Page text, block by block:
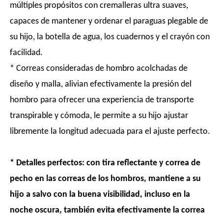
múltiples propósitos con cremalleras ultra suaves,
capaces de mantener y ordenar el paraguas plegable de
su hijo, la botella de agua, los cuadernos y el crayón con
facilidad.
* Correas consideradas de hombro acolchadas de
diseño y malla, alivian efectivamente la presión del
hombro para ofrecer una experiencia de transporte
transpirable y cómoda, le permite a su hijo ajustar
libremente la longitud adecuada para el ajuste perfecto.
* Detalles perfectos: con tira reflectante y correa de
pecho en las correas de los hombros, mantiene a su
hijo a salvo con la buena visibilidad, incluso en la
noche oscura, también evita efectivamente la correa